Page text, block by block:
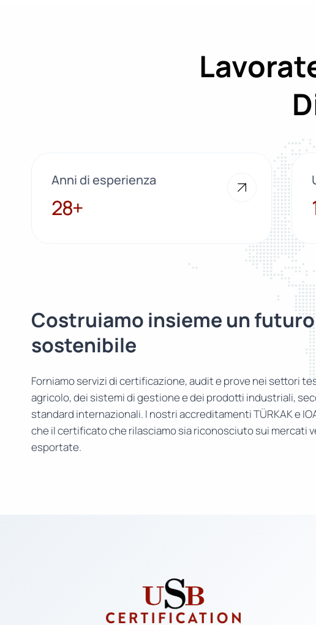
Anni di esperienza
28+
28+
Costruiamo insieme un futuro
sostenibile
Forniamo servizi di certificazione, audit e prove nei settori
agricolo, dei sistemi di gestione e dei prodotti industriali,
standard internazionali. I nostri accreditamenti TÜRKAK e
che il certificato che rilasciamo sia riconosciuto sui mercati
esportate.